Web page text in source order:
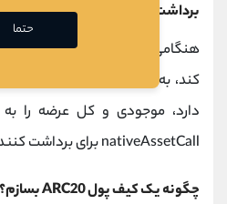
برداشت های شبکه ARC20
هنگامی که یک
شبکه ARC20
کند، به سادگی تأیید می کند
دارد، موجودی و کل عرضه را
nativeAssetCall برای برداشت کننده می فرستد.
چگونه یک کیف پول ARC20 بسازم؟
حتما